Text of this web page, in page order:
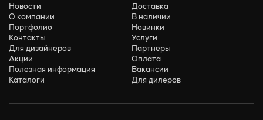
Новости
О компании
Портфолио
Контакты
Для дизайнеров
Акции
Полезная информация
Каталоги
Доставка
В наличии
Новинки
Услуги
Партнёры
Оплата
Вакансии
Для дилеров